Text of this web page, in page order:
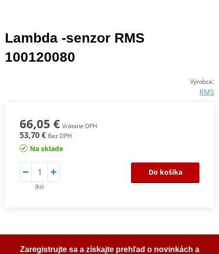
Lambda -senzor RMS
100120080
Výrobca:
RMS
66,05 € Vrátane DPH
53,70 € Bez DPH
Na sklade
(ks)
Do košíka
Zaregistrujte sa a získajte prehľad o novinkách a